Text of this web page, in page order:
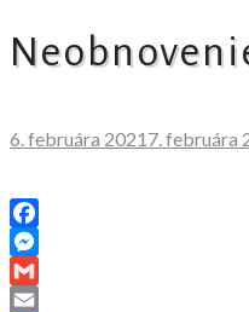
6. februára 2021 7. februára
Facebook
Messenger
Gmail